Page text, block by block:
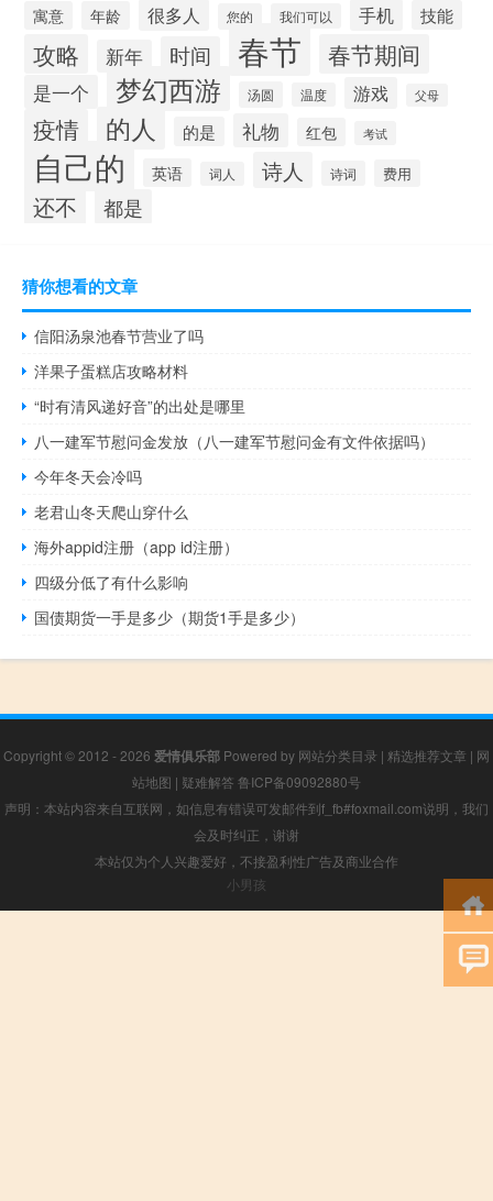
寓意 年龄 很多人 您的 我们可以 手机 技能
攻略 新年 时间 春节 春节期间
是一个 梦幻西游 汤圆 温度 游戏 父母
疫情 的人 的是 礼物 红包 考试
自己的 英语 词人 诗人 诗词 费用
还不 都是
猜你想看的文章
信阳汤泉池春节营业了吗
洋果子蛋糕店攻略材料
“时有清风递好音”的出处是哪里
八一建军节慰问金发放（八一建军节慰问金有文件依据吗）
今年冬天会冷吗
老君山冬天爬山穿什么
海外appid注册（app id注册）
四级分低了有什么影响
国债期货一手是多少（期货1手是多少）
Copyright © 2012 - 2026 爱情俱乐部 Powered by 网站分类目录 | 精选推荐文章 | 网
站地图 | 疑难解答 鲁ICP备09092880号
声明：本站内容来自互联网，如信息有错误可发邮件到f_fb#foxmail.com说明，我们
会及时纠正，谢谢
本站仅为个人兴趣爱好，不接盈利性广告及商业合作
小男孩